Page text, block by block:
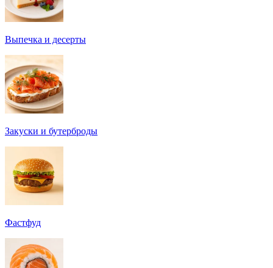
Выпечка и десерты
Закуски и бутерброды
Фастфуд